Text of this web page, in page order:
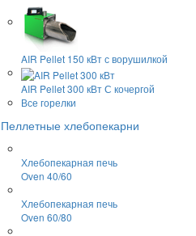
AIR Pellet 150 кВтс ворушилкой
AIR Pellet 300 кВтС кочергой
Все горелки
Пеллетные хлебопекарни
Хлебопекарная печь
Oven 40/60
Хлебопекарная печь
Oven 60/80